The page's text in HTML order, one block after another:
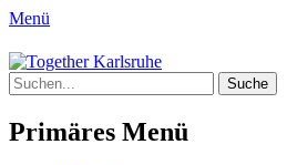
Menü
Together Karlsruhe
Integration von jungen
Fluchterfahrung und
Migrationshintergrund
Suche
nach:
Primäres Menü